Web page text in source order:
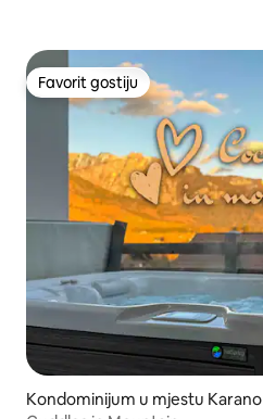
Favorit gostiju
Favorit gostiju
Kondominijum u mjestu Karano